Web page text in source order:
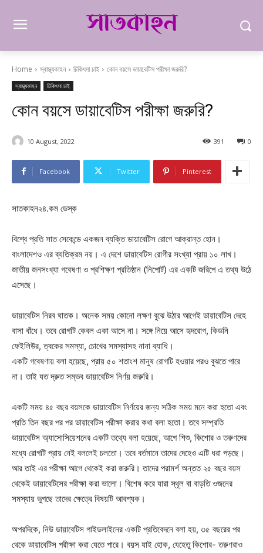
Home স্বাস্থ্যকাহন চিকিৎসা চাই কোন বয়সে ডায়াবেটিস পরীক্ষা জরুরি?
স্বাস্থ্যকাহন চিকিৎসা চাই
কোন বয়সে ডায়াবেটিস পরীক্ষা জরুরি?
10 August, 2022 0
391
Facebook Twitter Pinterest
সাতকাহন২৪.কম ডেস্ক
বিশ্বে প্রতি সাত সেকেন্ডে একজন ব্যক্তি ডায়াবেটিস রোগে আক্রান্ত হোন।
বাংলাদেশও এর ব্যতিক্রম নয়। এ দেশে ডায়াবেটিস রোগীর সংখ্যা প্রায় ১০ লাখ।
জাতীয় জনসংখ্যা গবেষণা ও প্রশিক্ষণ প্রতিষ্ঠান (নিপোর্ট) এর একটি জরিপে এ তথ্য উঠে
এসেছে।
ডায়াবেটিস নিরব ঘাতক। অনেক সময় কোনো লক্ষণ বুঝে উঠার আগেই ডায়াবেটিস দেহে
বাসা বাঁধে। তবে রোগটি কেবল একা আসে না। সঙ্গে নিয়ে আসে হৃদরোগ, কিডনি
ফেইলিউর, ত্বকের সমস্যা, চোখের সমস্যাসহ নানা ব্যাধি।
একটি গবেষণায় বলা হয়েছে, প্রায় ৫০ শতাংশ মানুষ রোগটি হওয়ার পরও বুঝতে পারে
না। তাই যত দ্রুত সম্ভব ডায়াবেটিস নির্ণয় জরুরি।
একটি সময় ৪৫ বছর বয়সকে ডায়াবেটিস নির্ণয়ের জন্য সঠিক সময় মনে করা হতো এবং
প্রতি তিন বছর পর পর ডায়াবেটিস পরীক্ষা করার কথা বলা হতো। তবে সম্প্রতি
ডায়াবেটিস অ্যাসোসিয়েশনের একটি তথ্যে বলা হয়েছে, আগে শিশু, কিশোর ও তরুণদের
মধ্যে রোগটি প্রায় নেই বললেই চলতো। তবে বর্তমানে তাদের দেহেও এটি ধরা পড়ছে।
আর তাই এর পরীক্ষা আগে থেকেই করা জরুরি। তাদের পরামর্শ অন্তত ২৫ বছর বয়স
থেকেই ডায়াবেটিসের পরীক্ষা করা ভালো। বিশেষ করে যারা স্থূল বা বাড়তি ওজনের
সমস্যায় ভুগছে তাদের ক্ষেত্রে বিষয়টি আবশ্যক।
অপরদিকে, নিউ ডায়াবেটিস গাইডলাইনের একটি প্রতিবেদনে বলা হয়, ৩৫ বছরের পর
থেকে ডায়াবেটিস পরীক্ষা করা যেতে পারে। বয়স যাই হোক, যেহেতু কিশোর- তরুণরাও